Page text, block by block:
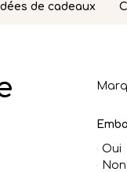
de cadeaux
Oui
Non